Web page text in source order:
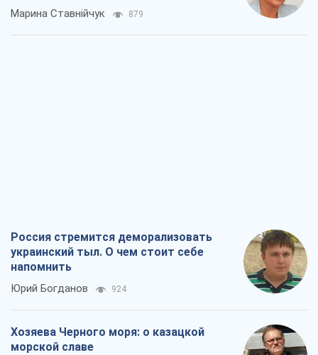
Марина Ставнійчук 879
Россия стремится деморализовать
украинский тыл. О чем стоит себе
напомнить
Юрий Богданов 924
Хозяева Черного моря: о казацкой
морской славе